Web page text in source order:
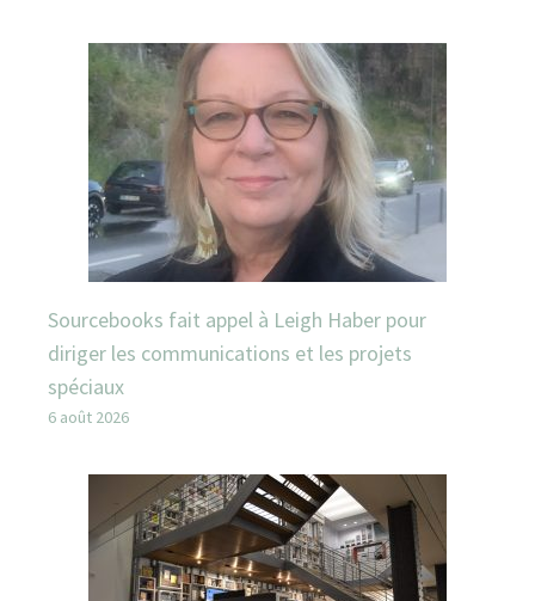
Sourcebooks fait appel à Leigh Haber pour
diriger les communications et les projets
spéciaux
6 août 2026